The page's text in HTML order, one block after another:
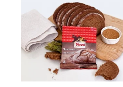
коментира рецептата
Киноа със зеленчуци